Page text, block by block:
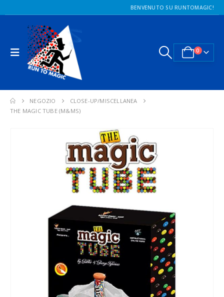
BENVENUTO SU RUNTOMAGIC!
0
NEGOZIO
CLOSE-UP/MISCELLANEA
THE MAGIC TUBE (M&MS)